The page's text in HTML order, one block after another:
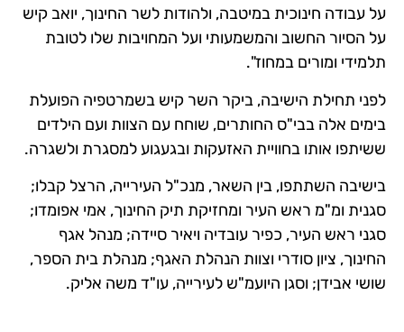
על עבודה חינוכית במיטבה, ולהודות לשר החינוך, יואב קיש
על הסיור החשוב והמשמעותי ועל המחויבות שלו לטובת
תלמידי ומורים במחוז".
לפני תחילת הישיבה, ביקר השר קיש בשמרטפיה הפועלת
בימים אלה בבי"ס החותרים, שוחח עם הצוות ועם הילדים
ששיתפו אותו בחוויית האזעקות ובגעגוע למסגרת ולשגרה.
בישיבה השתתפו, בין השאר, מנכ"ל העירייה, הרצל קבלו;
סגנית ומ"מ ראש העיר ומחזיקת תיק החינוך, אמי אפומדו;
סגני ראש העיר, כפיר עובדיה ויאיר סיידה; מנהל אגף
החינוך, ציון סודרי וצוות הנהלת האגף; מנהלת בית הספר,
שושי אבידן; וסגן היועמ"ש לעירייה, עו"ד משה אליק.